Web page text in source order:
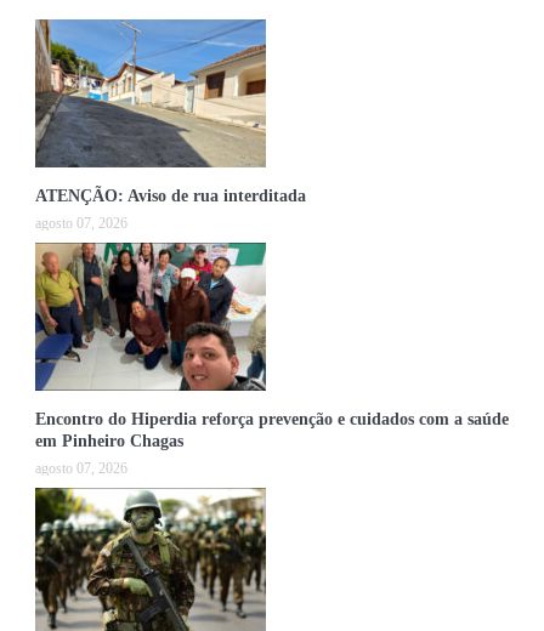
ATENÇÃO: Aviso de rua interditada
agosto 07, 2026
Encontro do Hiperdia reforça prevenção e cuidados com a saúde
em Pinheiro Chagas
agosto 07, 2026